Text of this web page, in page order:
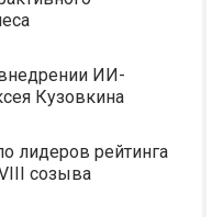
ИИ-
Кузовкина
лидеров рейтинга
созыва